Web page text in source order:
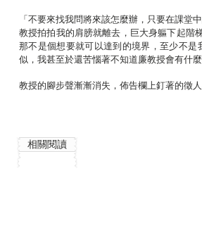
「不要來找我問將來該怎麼辦，只要在課
教授拍拍我的肩膀就離去，巨大身軀下起階
那不是個想要就可以達到的境界，至少不
似，我甚至於還苦惱著不知道廉教授會有什麼
教授的腳步聲漸漸消失，佈告欄上釘著的徵
相關閱讀